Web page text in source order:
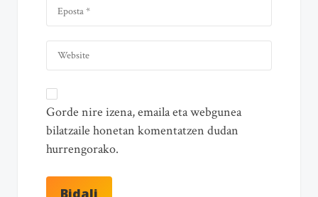
Gorde nire izena, emaila eta webgunea
bilatzaile honetan komentatzen dudan
hurrengorako.